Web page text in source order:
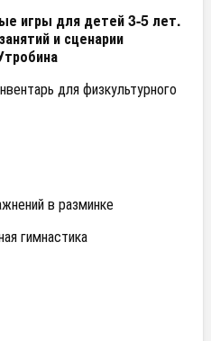
игры для детей 3-5 лет.
и сценарии
для физкультурного
в разминке
гимнастика